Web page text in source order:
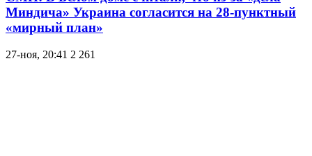
Миндича» Украина согласится на 28-пунктный
«мирный план»
27-ноя, 20:41 2 261